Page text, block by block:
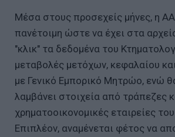
Μέσα στους προσεχείς μήνες, η
πανέτοιμη ώστε να έχει στα
"κλικ" τα δεδομένα του
μεταβολές μετόχων, κεφαλαίου
με Γενικό Εμπορικό Μητρώο, ενώ
λαμβάνει στοιχεία από τράπεζες
χρηματοοικονομικές εταιρείες
Επιπλέον, αναμένεται φέτος να